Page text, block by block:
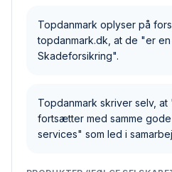
Topdanmark oplyser på
topdanmark.dk, at de "er
Skadeforsikring".
Topdanmark skriver selv,
fortsætter med samme
services" som led i